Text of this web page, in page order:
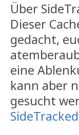
Über
Dieser
gedacht,
eine
kann aber
gesucht